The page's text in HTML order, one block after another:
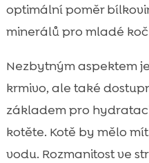
optimální poměr
minerálů pro mladé
Nezbytným aspektem
krmivo, ale také
základem pro
kotěte. Kotě by mělo
vodu. Rozmanitost ve